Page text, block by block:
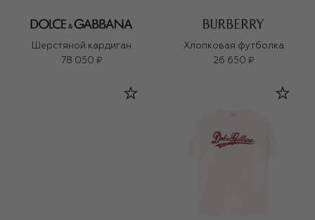
Шерстяной кардиган
78 050 ₽
Хлопковая футболка
26 650 ₽